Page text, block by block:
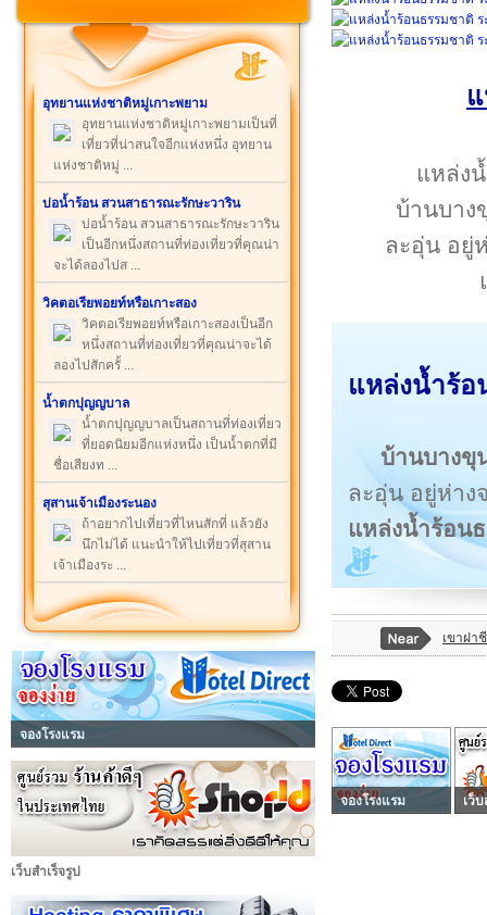
อุทยานแห่งชาติหมู่เกาะพยาม
อุทยานแห่งชาติหมู่เกาะพยามเป็นที่
เที่ยวที่น่าสนใจอีกแห่งหนึ่ง อุทยาน
แห่งชาติหมู่ ...
บ่อน้ำร้อน สวนสาธารณะรักษะวาริน
บ่อน้ำร้อน สวนสาธารณะรักษะวาริน
เป็นอีกหนึ่งสถานที่ท่องเที่ยวที่คุณน่า
จะได้ลองไปส ...
วิคตอเรียพอยท์หรือเกาะสอง
วิคตอเรียพอยท์หรือเกาะสองเป็นอีก
หนึ่งสถานที่ท่องเที่ยวที่คุณน่าจะได้
ลองไปสักครั้ ...
น้ำตกปุญญบาล
น้ำตกปุญญบาลเป็นสถานที่ท่องเที่ยว
ที่ยอดนิยมอีกแห่งหนึ่ง เป็นน้ำตกที่มี
ชื่อเสียงท ...
สุสานเจ้าเมืองระนอง
ถ้าอยากไปเที่ยวที่ไหนสักที่ แล้วยัง
นึกไม่ได้ แนะนำให้ไปเที่ยวที่สุสาน
เจ้าเมืองระ ...
จองโรงแรม
เว็บสำเร็จรูป
แหล่ง
บ้านบาง
ละอุ่น อยู่
แหล่งน้ำร้
บ้านบางขุ
ละอุ่น อยู่ห่าง
แหล่งน้ำร้อน
เขาฝาชี
จองโรงแรม เว็